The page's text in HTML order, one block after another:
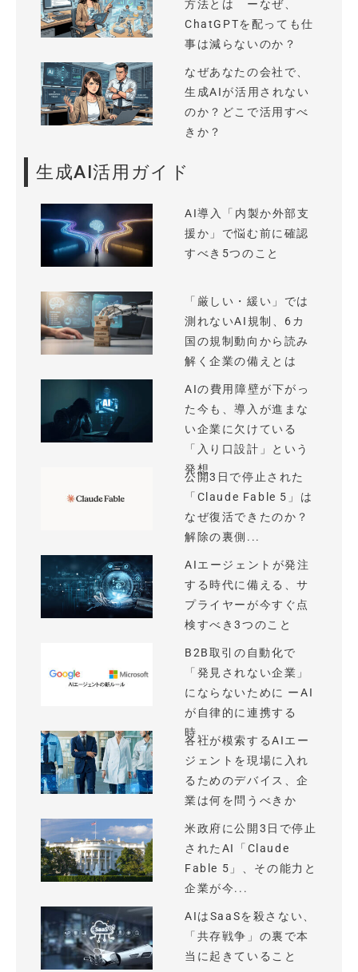
方法とは ーなぜ、
ChatGPTを配っても仕
事は減らないのか？
なぜあなたの会社で、
生成AIが活用されない
のか？どこで活用すべ
きか？
生成AI活用ガイド
AI導入「内製か外部支
援か」で悩む前に確認
すべき5つのこと
「厳しい・緩い」では
測れないAI規制、6カ
国の規制動向から読み
解く企業の備えとは
AIの費用障壁が下がっ
た今も、導入が進まな
い企業に欠けている
「入り口設計」という
発想
公開3日で停止された
「Claude Fable 5」は
なぜ復活できたのか？
解除の裏側...
AIエージェントが発注
する時代に備える、サ
プライヤーが今すぐ点
検すべき3つのこと
B2B取引の自動化で
「発見されない企業」
にならないために ーAI
が自律的に連携する
時...
各社が模索するAIエー
ジェントを現場に入れ
るためのデバイス、企
業は何を問うべきか
米政府に公開3日で停止
されたAI「Claude
Fable 5」、その能力と
企業が今...
AIはSaaSを殺さない、
「共存戦争」の裏で本
当に起きていること